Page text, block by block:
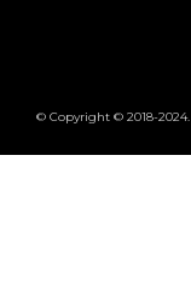
© Copyright © 2018-2024.